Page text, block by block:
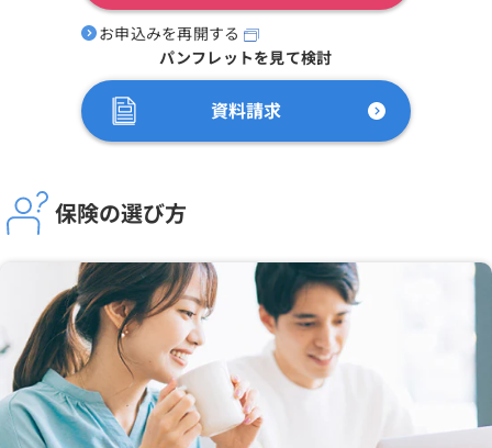
お申込みを再開する
パンフレットを見て検討
資料請求
保険の選び方